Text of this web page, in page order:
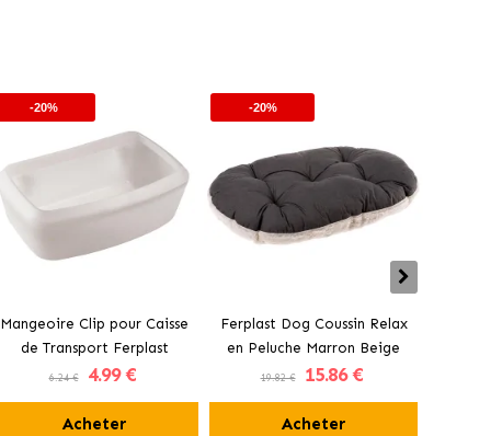
-20%
Mangeoire Clip pour Caisse
de Transport Ferplast
6.24 € 4.99 €
Acheter
-20%
Ferplast Dog Coussin Relax
en Peluche Marron Beige
19.82 € 15.86 €
Acheter